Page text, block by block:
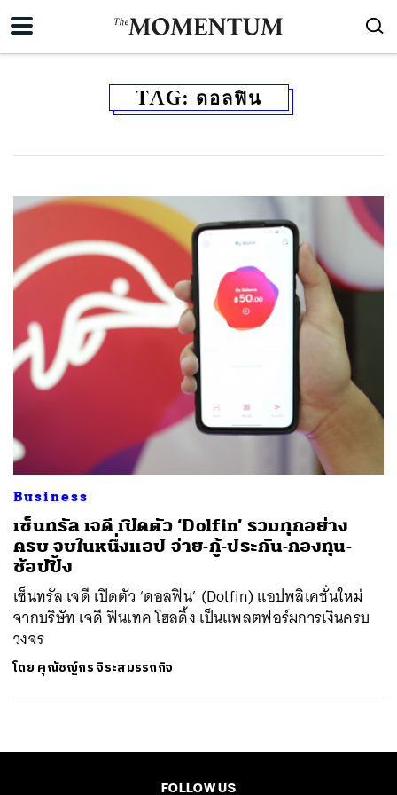
TAG: ดอลฟิน
Business
เซ็นทรัล เจดี เปิดตัว ‘Dolfin’ รวมทุกอย่าง
ครบ จบในหนึ่งแอป จ่าย-กู้-ประกัน-กองทุน-
ช้อปปิ้ง
เซ็นทรัล เจดี เปิดตัว ‘ดอลฟิน’ (Dolfin) แอปพลิเคชั่นใหม่
จากบริษัท เจดี ฟินเทค โฮลดิ้ง เป็นแพลตฟอร์มการเงินครบ
วงจร
โดย คุณัชญ์กร จิระสมรรถกิจ
FOLLOW US
SHARE